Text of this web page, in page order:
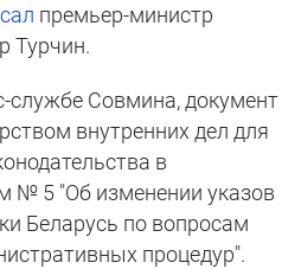
премьер-министр
Турчин.
службе Совмина, документ
внутренних дел для
в
№ 5 "Об изменении указов
Беларусь по вопросам
процедур".